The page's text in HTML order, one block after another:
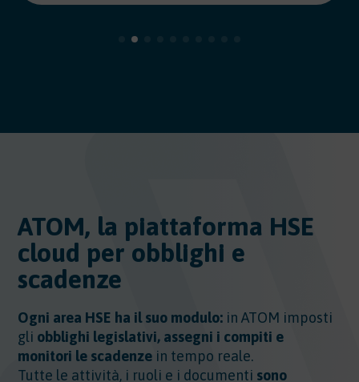
ATOM, la piattaforma HSE
cloud per obblighi e
scadenze
Ogni area HSE ha il suo modulo: in ATOM imposti
gli obblighi legislativi, assegni i compiti e
monitori le scadenze in tempo reale.
Tutte le attività, i ruoli e i documenti sono